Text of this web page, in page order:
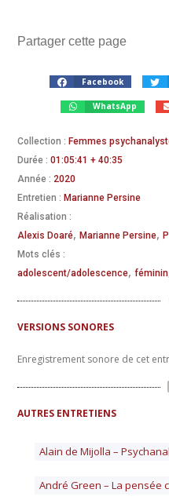
Partager cette page
Facebook
WhatsApp
Collection : Femmes
Durée : 01:05:41 + 40:35
Année : 2020
Entretien : Marianne Persine
Réalisation :
Alexis Doaré, Marianne Persine,
Mots clés :
adolescent/adolescence, féminin
VERSIONS SONORES
Enregistrement sonore de cet
AUTRES ENTRETIENS
Alain de Mijolla –
André Green – La pensée